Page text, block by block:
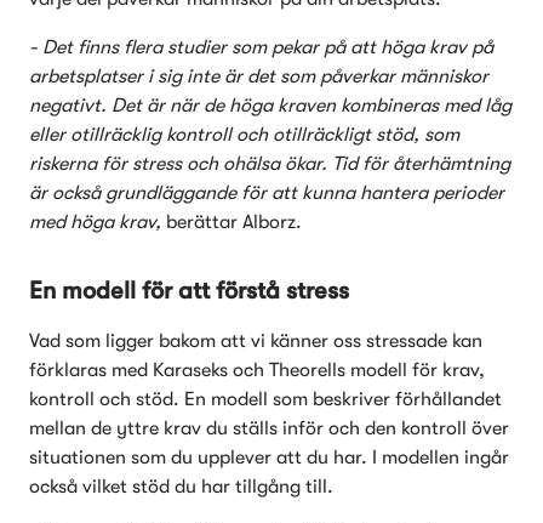
- Det finns flera studier som pekar på att höga krav på
arbetsplatser i sig inte är det som påverkar människor
negativt. Det är när de höga kraven kombineras med låg
eller otillräcklig kontroll och otillräckligt stöd, som
riskerna för stress och ohälsa ökar. Tid för återhämtning
är också grundläggande för att kunna hantera perioder
med höga krav, berättar Alborz.
En modell för att förstå stress
Vad som ligger bakom att vi känner oss stressade kan
förklaras med Karaseks och Theorells modell för krav,
kontroll och stöd. En modell som beskriver förhållandet
mellan de yttre krav du ställs inför och den kontroll över
situationen som du upplever att du har. I modellen ingår
också vilket stöd du har tillgång till.